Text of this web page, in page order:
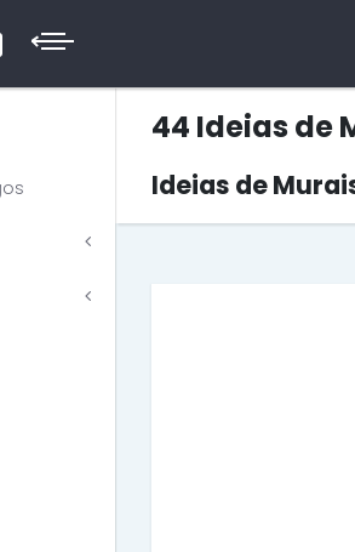
44 Ideias de
Ideias de